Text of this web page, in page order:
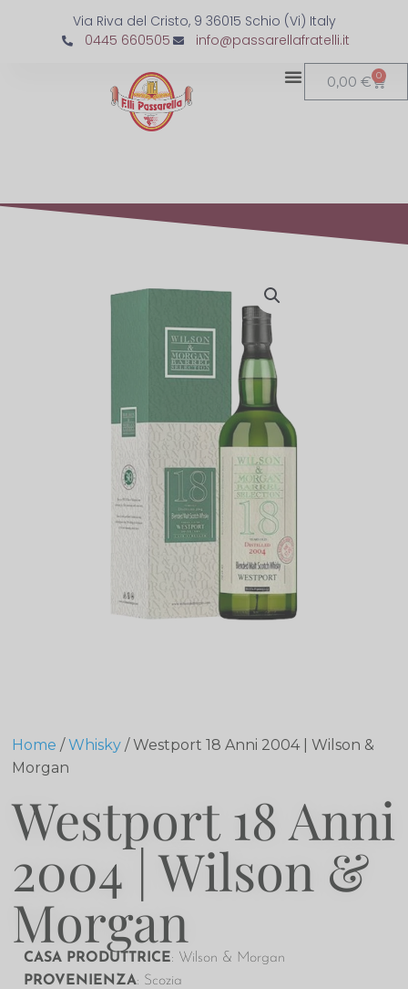
Via Riva del Cristo, 9 36015 Schio (Vi) Italy
0445 660505
info@passarellafratelli.it
0,00€ 0
Home /Whisky / Westport 18 Anni 2004 | Wilson &
Morgan
Westport 18 Anni
2004 | Wilson &
Morgan
CASA PRODUTTRICE: Wilson & Morgan
PROVENIENZA: Scozia